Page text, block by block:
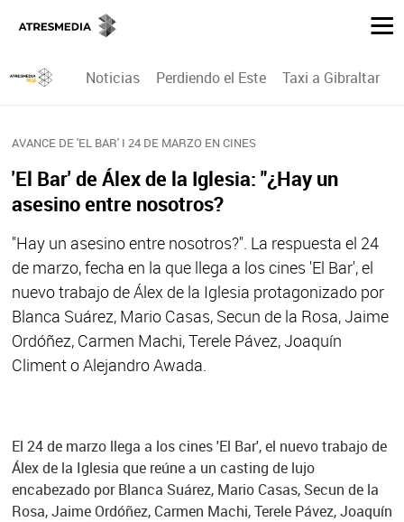
Noticias Perdiendo el Este Taxi a Gibraltar
AVANCE DE 'EL BAR' I 24 DE MARZO EN CINES
'El Bar' de Álex de la Iglesia: "¿Hay un
asesino entre nosotros?
"Hay un asesino entre nosotros?". La respuesta el 24
de marzo, fecha en la que llega a los cines 'El Bar', el
nuevo trabajo de Álex de la Iglesia protagonizado por
Blanca Suárez, Mario Casas, Secun de la Rosa, Jaime
Ordóñez, Carmen Machi, Terele Pávez, Joaquín
Climent o Alejandro Awada.
El 24 de marzo llega a los cines 'El Bar', el nuevo trabajo de
Álex de la Iglesia que reúne a un casting de lujo
encabezado por Blanca Suárez, Mario Casas, Secun de la
Rosa, Jaime Ordóñez, Carmen Machi, Terele Pávez, Joaquín